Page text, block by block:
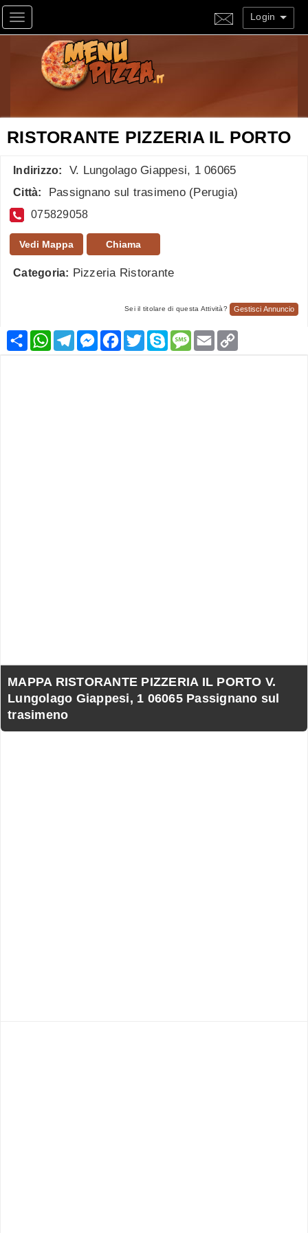
Toggle navigation Login
RISTORANTE PIZZERIA IL PORTO
Indirizzo: V. Lungolago Giappesi, 1 06065
Città: Passignano sul trasimeno (Perugia)
075829058
Vedi Mappa Chiama
Categoria: Pizzeria Ristorante
Sei il titolare di questa Attività? Gestisci Annuncio
CondividiWhatsApp
TelegramMessenger
Facebook
TwitterSkypeMessage
Email
MAPPA RISTORANTE PIZZERIA IL PORTO V.
Lungolago Giappesi, 1 06065 Passignano sul
trasimeno